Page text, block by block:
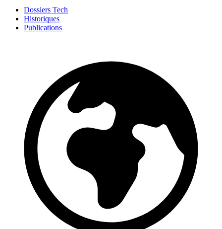
Dossiers Tech
Historiques
Publications